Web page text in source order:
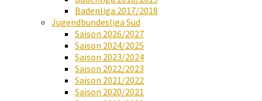
Badenliga 2017/2018
Jugendbundesliga Süd
Saison 2026/2027
Saison 2024/2025
Saison 2023/2024
Saison 2022/2023
Saison 2021/2022
Saison 2020/2021